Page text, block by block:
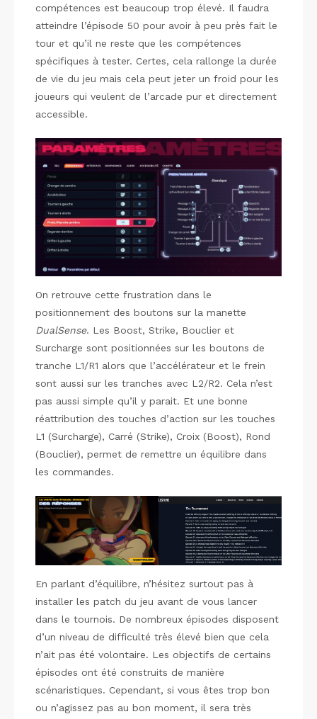
compétences est beaucoup trop élevé. Il faudra
atteindre l’épisode 50 pour avoir à peu près fait le
tour et qu’il ne reste que les compétences
spécifiques à tester. Certes, cela rallonge la durée
de vie du jeu mais cela peut jeter un froid pour les
joueurs qui veulent de l’arcade pur et directement
accessible.
On retrouve cette frustration dans le
positionnement des boutons sur la manette
DualSense. Les Boost, Strike, Bouclier et
Surcharge sont positionnées sur les boutons de
tranche L1/R1 alors que l’accélérateur et le frein
sont aussi sur les tranches avec L2/R2. Cela n’est
pas aussi simple qu’il y parait. Et une bonne
réattribution des touches d’action sur les touches
L1 (Surcharge), Carré (Strike), Croix (Boost), Rond
(Bouclier), permet de remettre un équilibre dans
les commandes.
En parlant d’équilibre, n’hésitez surtout pas à
installer les patch du jeu avant de vous lancer
dans le tournois. De nombreux épisodes disposent
d’un niveau de difficulté très élevé bien que cela
n’ait pas été volontaire. Les objectifs de certains
épisodes ont été construits de manière
scénaristiques. Cependant, si vous êtes trop bon
ou n’agissez pas au bon moment, il sera très